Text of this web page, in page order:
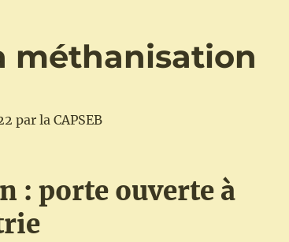
méthanisation
par la CAPSEB
: porte ouverte à